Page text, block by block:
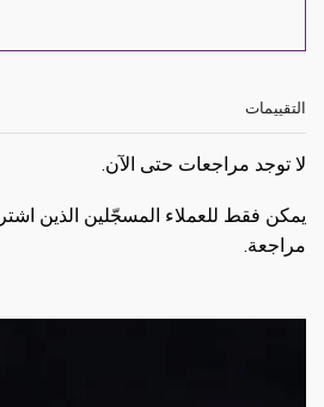
التقييمات
لا توجد مراجعات حتى الآن.
يمكن فقط للعملاء المسجّلين الذين
مراجعة.